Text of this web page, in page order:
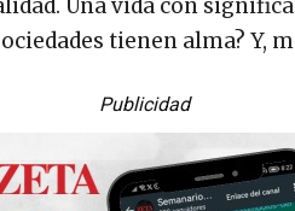
Una vida con
tienen alma? Y,
Publicidad